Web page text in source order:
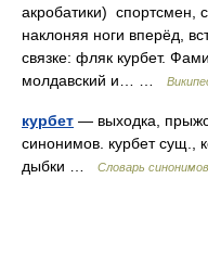
акробатики) спортсмен,
наклоняя ноги вперёд,
связке: фляк курбет.
молдавский и… …
курбет — выходка,
синонимов. курбет сущ.,
дыбки …
Словарь синонимов